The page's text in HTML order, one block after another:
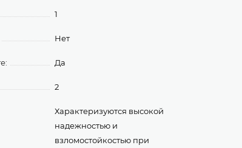
1
Нет
Да
2
Характеризуются высокой
надежностью и
взломостойкостью при